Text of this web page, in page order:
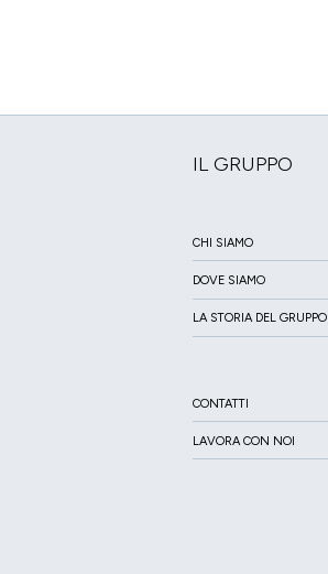
IL GRUPPO
CHI SIAMO
DOVE SIAMO
LA STORIA DEL GRUPPO
CONTATTI
LAVORA CON NOI